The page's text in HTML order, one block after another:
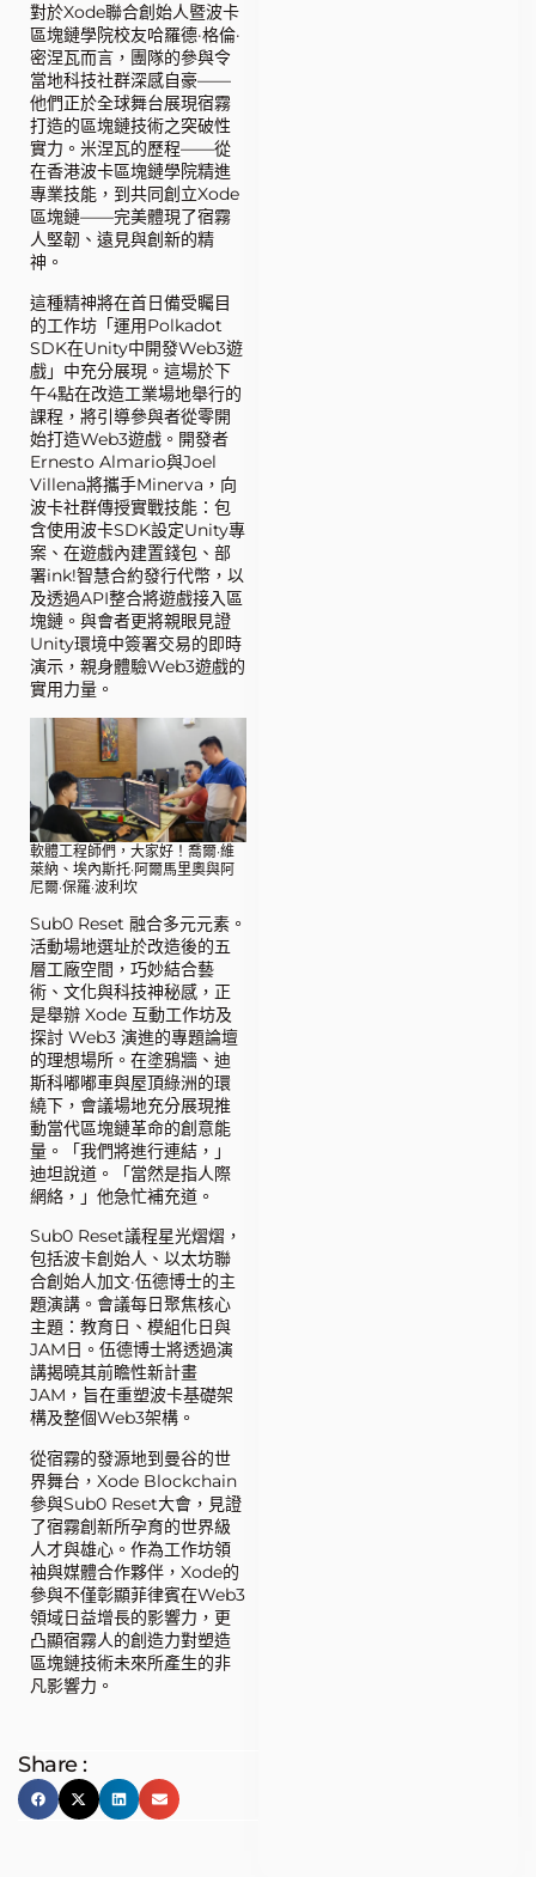
對於Xode聯合創始人暨波卡
區塊鏈學院校友哈羅德·格倫·
密涅瓦而言，團隊的參與令
當地科技社群深感自豪——
他們正於全球舞台展現宿霧
打造的區塊鏈技術之突破性
實力。米涅瓦的歷程——從
在香港波卡區塊鏈學院精進
專業技能，到共同創立Xode
區塊鏈——完美體現了宿霧
人堅韌、遠見與創新的精
神。
這種精神將在首日備受矚目
的工作坊「運用Polkadot
SDK在Unity中開發Web3遊
戲」中充分展現。這場於下
午4點在改造工業場地舉行的
課程，將引導參與者從零開
始打造Web3遊戲。開發者
Ernesto Almario與Joel
Villena將攜手Minerva，向
波卡社群傳授實戰技能：包
含使用波卡SDK設定Unity專
案、在遊戲內建置錢包、部
署ink!智慧合約發行代幣，以
及透過API整合將遊戲接入區
塊鏈。與會者更將親眼見證
Unity環境中簽署交易的即時
演示，親身體驗Web3遊戲的
實用力量。
軟體工程師們，大家好！喬爾·維
萊納、埃內斯托·阿爾馬里奧與阿
尼爾·保羅·波利坎
Sub0 Reset 融合多元元素。
活動場地選址於改造後的五
層工廠空間，巧妙結合藝
術、文化與科技神秘感，正
是舉辦 Xode 互動工作坊及
探討 Web3 演進的專題論壇
的理想場所。在塗鴉牆、迪
斯科嘟嘟車與屋頂綠洲的環
繞下，會議場地充分展現推
動當代區塊鏈革命的創意能
量。「我們將進行連結，」
迪坦說道。「當然是指人際
網絡，」他急忙補充道。
Sub0 Reset議程星光熠熠，
包括波卡創始人、以太坊聯
合創始人加文·伍德博士的主
題演講。會議每日聚焦核心
主題：教育日、模組化日與
JAM日。伍德博士將透過演
講揭曉其前瞻性新計畫
JAM，旨在重塑波卡基礎架
構及整個Web3架構。
從宿霧的發源地到曼谷的世
界舞台，Xode Blockchain
參與Sub0 Reset大會，見證
了宿霧創新所孕育的世界級
人才與雄心。作為工作坊領
袖與媒體合作夥伴，Xode的
參與不僅彰顯菲律賓在Web3
領域日益增長的影響力，更
凸顯宿霧人的創造力對塑造
區塊鏈技術未來所產生的非
凡影響力。
Share :